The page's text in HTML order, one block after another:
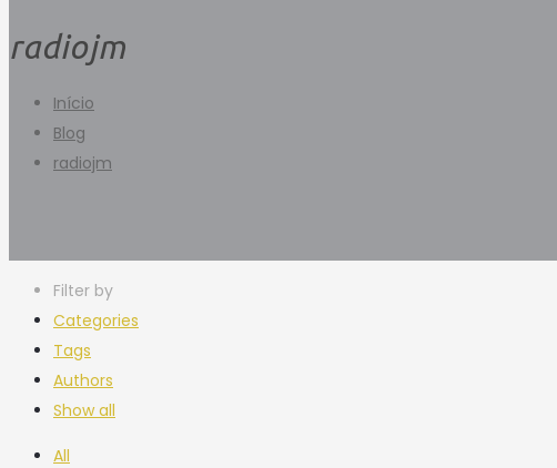
radiojm
Início
Blog
radiojm
Filter by
Categories
Tags
Authors
Show all
All